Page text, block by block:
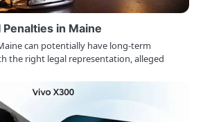
in Maine
can potentially have long-term
the right legal representation, alleged